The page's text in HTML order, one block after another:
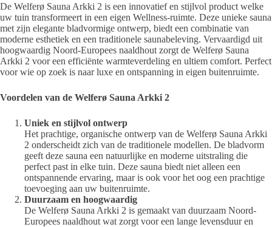
De Welferø Sauna Arkki 2 is een innovatief en stijlvol product welke
uw tuin transformeert in een eigen Wellness-ruimte. Deze unieke sauna
met zijn elegante bladvormige ontwerp, biedt een combinatie van
moderne esthetiek en een traditionele saunabeleving. Vervaardigd uit
hoogwaardig Noord-Europees naaldhout zorgt de Welferø Sauna
Arkki 2 voor een efficiënte warmteverdeling en ultiem comfort. Perfect
voor wie op zoek is naar luxe en ontspanning in eigen buitenruimte.
Voordelen van de Welferø Sauna Arkki 2
Uniek en stijlvol ontwerp
Het prachtige, organische ontwerp van de Welferø Sauna Arkki
2 onderscheidt zich van de traditionele modellen. De bladvorm
geeft deze sauna een natuurlijke en moderne uitstraling die
perfect past in elke tuin. Deze sauna biedt niet alleen een
ontspannende ervaring, maar is ook voor het oog een prachtige
toevoeging aan uw buitenruimte.
Duurzaam en hoogwaardig
De Welferø Sauna Arkki 2 is gemaakt van duurzaam Noord-
Europees naaldhout wat zorgt voor een lange levensduur en